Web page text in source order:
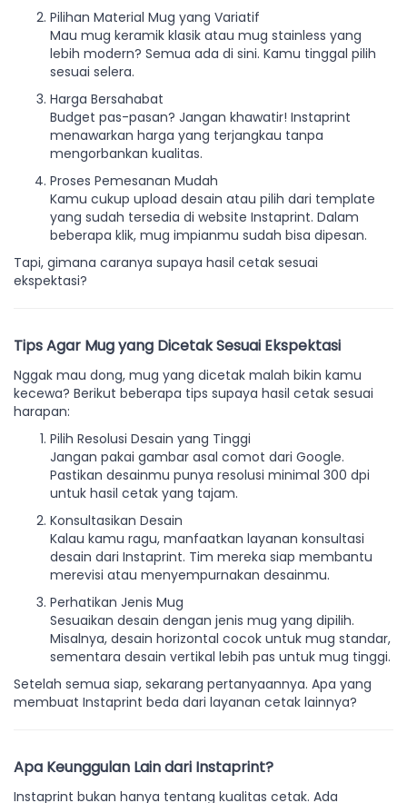
Pilihan Material Mug yang Variatif
Mau mug keramik klasik atau mug stainless yang
lebih modern? Semua ada di sini. Kamu tinggal pilih
sesuai selera.
Harga Bersahabat
Budget pas-pasan? Jangan khawatir! Instaprint
menawarkan harga yang terjangkau tanpa
mengorbankan kualitas.
Proses Pemesanan Mudah
Kamu cukup upload desain atau pilih dari template
yang sudah tersedia di website Instaprint. Dalam
beberapa klik, mug impianmu sudah bisa dipesan.
Tapi, gimana caranya supaya hasil cetak sesuai
ekspektasi?
Tips Agar Mug yang Dicetak Sesuai Ekspektasi
Nggak mau dong, mug yang dicetak malah bikin kamu
kecewa? Berikut beberapa tips supaya hasil cetak sesuai
harapan:
Pilih Resolusi Desain yang Tinggi
Jangan pakai gambar asal comot dari Google.
Pastikan desainmu punya resolusi minimal 300 dpi
untuk hasil cetak yang tajam.
Konsultasikan Desain
Kalau kamu ragu, manfaatkan layanan konsultasi
desain dari Instaprint. Tim mereka siap membantu
merevisi atau menyempurnakan desainmu.
Perhatikan Jenis Mug
Sesuaikan desain dengan jenis mug yang dipilih.
Misalnya, desain horizontal cocok untuk mug standar,
sementara desain vertikal lebih pas untuk mug tinggi.
Setelah semua siap, sekarang pertanyaannya. Apa yang
membuat Instaprint beda dari layanan cetak lainnya?
Apa Keunggulan Lain dari Instaprint?
Instaprint bukan hanya tentang kualitas cetak. Ada